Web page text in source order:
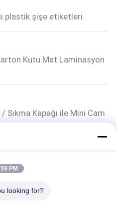
plastik şişe etiketleri
Kutu Mat Laminasyon
/ Sıkma Kapağı ile Mini Cam
Yüksek Sıcaklık
PM
looking for?